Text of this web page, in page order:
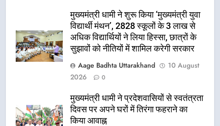
मुख्यमंत्री धामी ने शुरू किया ‘मुख्यमंत्री युवा
विद्यार्थी मंथन’, 2828 स्कूलों के 3 लाख से
अधिक विद्यार्थियों ने लिया हिस्सा, छात्रों के
सुझावों को नीतियों में शामिल करेगी सरकार
Aage Badhta Uttarakhand
10 August
2026
0
मुख्यमंत्री धामी ने प्रदेशवासियों से स्वतंत्रता
दिवस पर अपने घरों में तिरंगा फहराने का
किया आवाह्न